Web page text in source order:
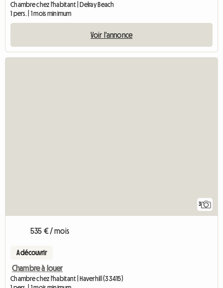
Chambre chez l'habitant | Delray Beach
1 pers. | 1 mois minimum
Voir l'annonce
3
535 € / mois
A découvrir
Chambre à louer
Chambre chez l'habitant | Haverhill (33415)